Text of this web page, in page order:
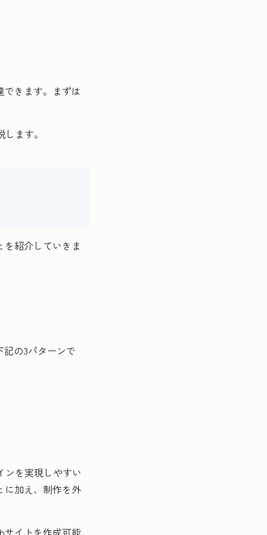
きます。まずは
ます。
紹介していきま
の3パターンで
ンを実現しやすい
に加え、制作を外
サイトを作成可能